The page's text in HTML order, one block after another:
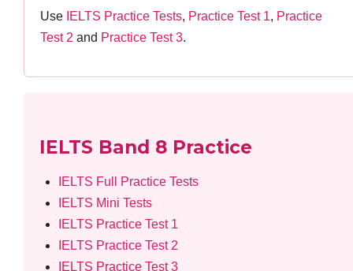
Use IELTS Practice Tests, Practice Test 1, Practice
Test 2 and Practice Test 3.
IELTS Band 8 Practice
IELTS Full Practice Tests
IELTS Mini Tests
IELTS Practice Test 1
IELTS Practice Test 2
IELTS Practice Test 3